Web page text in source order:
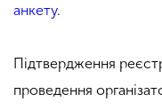
анкету.
Підтвердження
проведення